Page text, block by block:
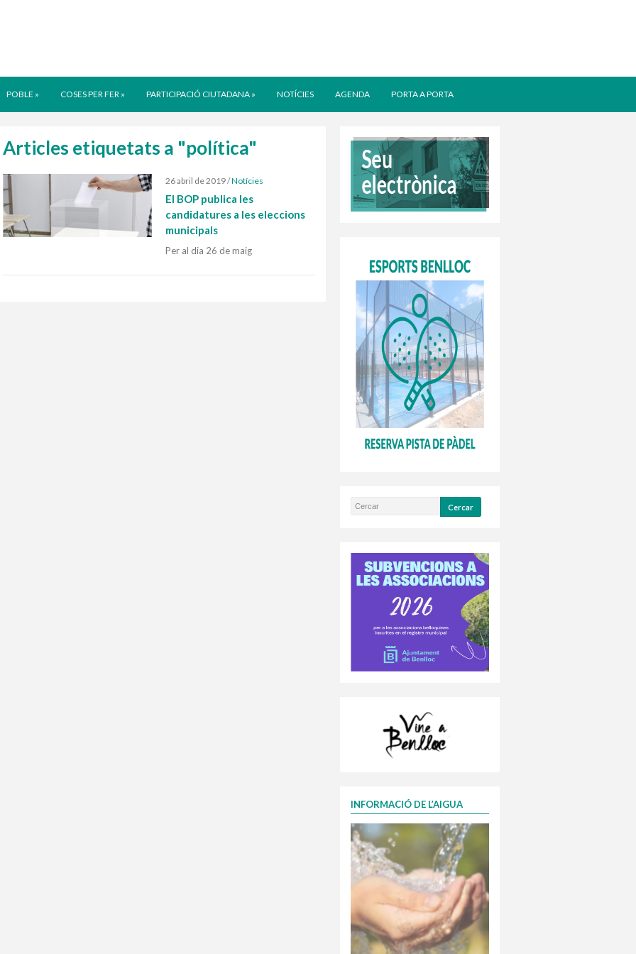
POBLE » COSES PER FER » PARTICIPACIÓ CIUTADANA » NOTÍCIES AGENDA PORTA A PORTA
Articles etiquetats a "política"
26 abril de 2019/Notícies
El BOP publica les
candidatures a les eleccions
municipals
Per al dia 26 de maig
INFORMACIÓ DE L’AIGUA